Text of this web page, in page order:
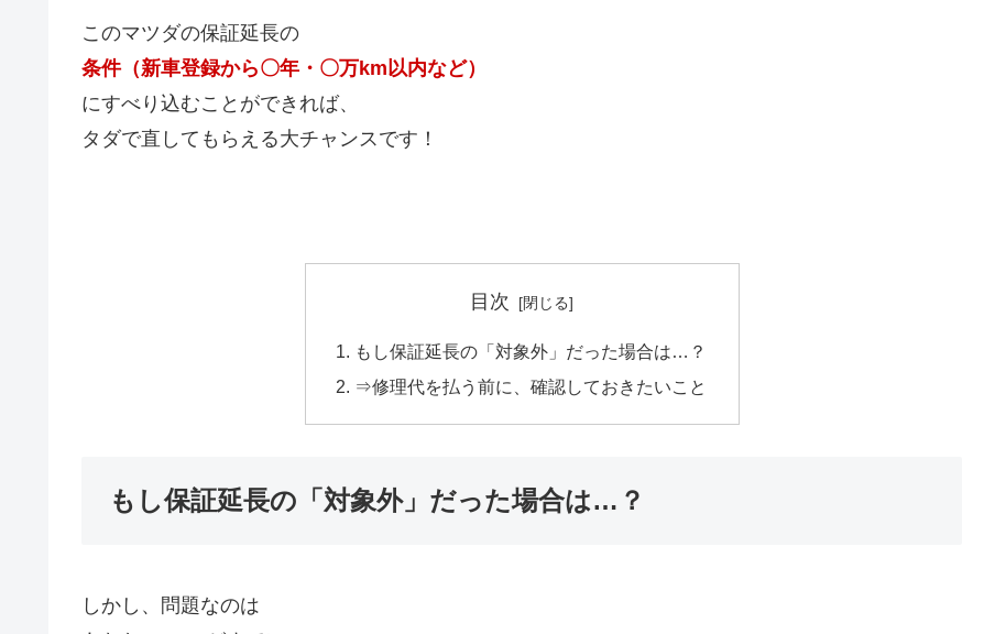
このマツダの保証延長の
条件（新車登録から〇年・〇万km以内など）
にすべり込むことができれば、
タダで直してもらえる大チャンスです！
目次
もし保証延長の「対象外」だった場合は…？
⇒修理代を払う前に、確認しておきたいこと
もし保証延長の「対象外」だった場合は…？
しかし、問題なのは